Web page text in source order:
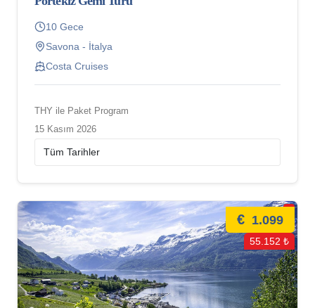
10 Gece
Savona - İtalya
Costa Cruises
THY ile Paket Program
15 Kasım 2026
€ 1.099
55.152 ₺